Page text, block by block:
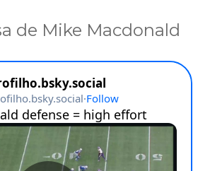
de Mike Macdonald